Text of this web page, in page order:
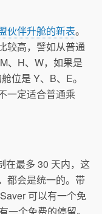
伙伴升舱的新表。
较高，譬如从普通
、H、W，如果是
位是 Y、B、E。
一定适合普通乘
在最多 30 天内，这
都会是统一的。带
可以有一个免